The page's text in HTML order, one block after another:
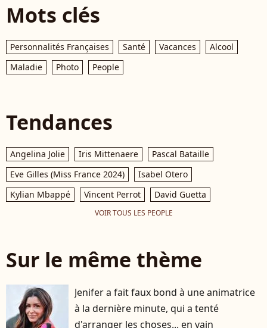
Mots clés
Personnalités Françaises Santé Vacances
Alcool
Maladie
Photo People
Tendances
Angelina Jolie Iris Mittenaere
Pascal Bataille
Eve Gilles (Miss France 2024)
Isabel Otero
Kylian Mbappé
Vincent Perrot David Guetta
VOIR TOUS LES PEOPLE
Sur le même thème
Jenifer a fait faux bond à une animatrice
à la dernière minute, qui a tenté
d'arranger les choses... en vain